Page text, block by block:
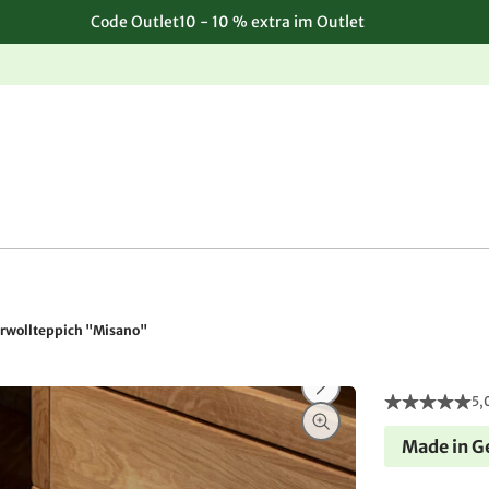
Code Outlet10 - 10 % extra im Outlet
"Misano"
Made in